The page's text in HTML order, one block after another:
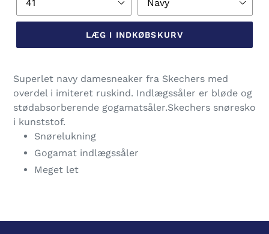
LÆG I INDKØBSKURV
produkt
din
indkøbskurv
Superlet navy damesneaker fra Skechers med
overdel i imiteret ruskind. Indlægssåler er bløde og
stødabsorberende gogamatsåler.Skechers snøresko
i kunststof.
Snørelukning
Gogamat indlægssåler
Meget let